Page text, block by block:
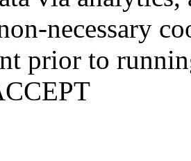
necessary
prior to